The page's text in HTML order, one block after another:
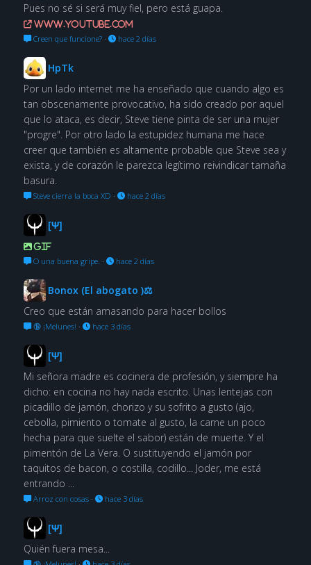
Pues no sé si será muy fiel, pero está guapa.
www.youtube.com
Creen que funcione?· hace 2 días
HpTk
Por un lado internet me ha enseñado que cuando algo es
tan obscenamente provocativo, ha sido creado por aquel
que lo ataca, es decir, Steve tiene pinta de ser una mujer
"progre". Por otro lado la estupidez humana me hace
creer que también es altamente probable que Steve sea y
exista, y de corazón le parezca legítimo reivindicar tamaña
basura.
Steve cierra la boca XD · hace 2 días
[Ψ]
GIF
O una buena gripe. · hace 2 días
Bonox (El abogato )⚖
Creo que están amasando para hacer bollos
🔞 ¡Melunes! · hace 3 días
[Ψ]
Mi señora madre es cocinera de profesión, y siempre ha
dicho: en cocina no hay nada escrito. Unas lentejas con
picadillo de jamón, chorizo y su sofrito a gusto (ajo,
cebolla, pimiento o tomate al gusto, la carne un poco
hecha para que suelte el sabor) están de muerte. Y el
pimentón de La Vera. O sustituyendo el jamón por
taquitos de bacon, o costilla, codillo... Joder, me está
entrando ...
Arroz con cosas· hace 3 días
[Ψ]
Quién fuera mesa...